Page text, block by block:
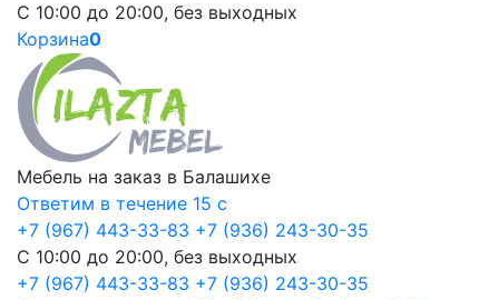
С 10:00 до 20:00, без выходных
Корзина0
Мебель на заказ в Балашихе
Ответим в течение 15 с
+7 (967) 443-33-83 +7 (936) 243-30-35
С 10:00 до 20:00, без выходных
+7 (967) 443-33-83 +7 (936) 243-30-35